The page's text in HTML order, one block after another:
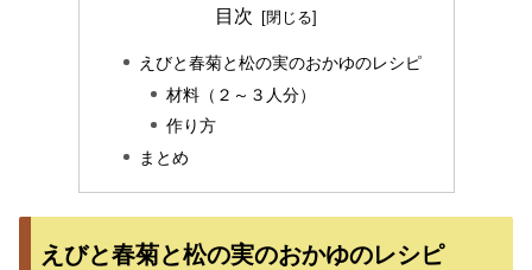
目次
えびと春菊と松の実のおかゆのレシピ
材料（２～３人分）
作り方
まとめ
えびと春菊と松の実のおかゆのレシピ